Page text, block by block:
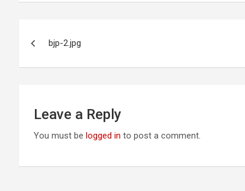
navigation
bjp-2.jpg
Leave a Reply
You must be logged in to post a comment.